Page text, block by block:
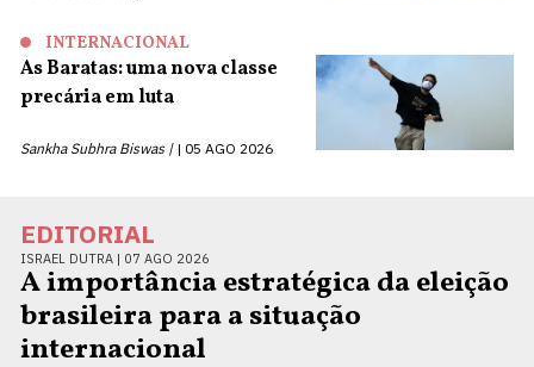
INTERNACIONAL
As Baratas: uma nova classe
precária em luta
Sankha Subhra Biswas | 05 AGO 2026
EDITORIAL
ISRAEL DUTRA | 07 AGO 2026
A importância estratégica da eleição
brasileira para a situação
internacional